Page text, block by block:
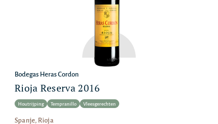
Bodegas Heras Cordon
Rioja Reserva 2016
Houtrijping Tempranillo Vleesgerechten
Spanje, Rioja